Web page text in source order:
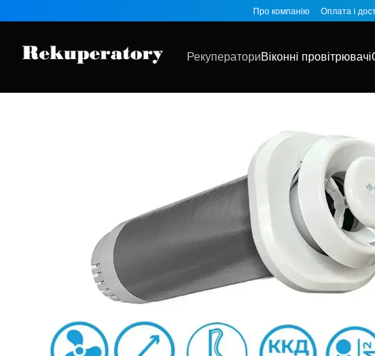
Про компанію Оплата і
РекуператориВіконні провітрювачі